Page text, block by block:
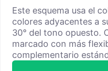
Este esquema usa el
colores adyacentes a
30° del tono opuesto.
marcado con más
complementario